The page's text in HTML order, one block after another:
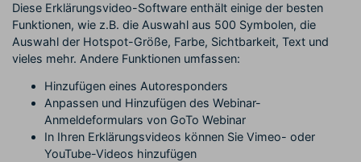
Diese Erklärungsvideo-Software enthält einige der besten
Funktionen, wie z.B. die Auswahl aus 500 Symbolen, die
Auswahl der Hotspot-Größe, Farbe, Sichtbarkeit, Text und
vieles mehr. Andere Funktionen umfassen:
Hinzufügen eines Autoresponders
Anpassen und Hinzufügen des Webinar-
Anmeldeformulars von GoTo Webinar
In Ihren Erklärungsvideos können Sie Vimeo- oder
YouTube-Videos hinzufügen